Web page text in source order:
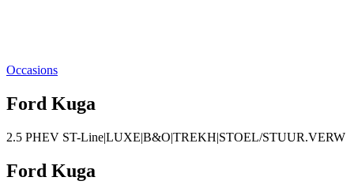
Occasions
Ford Kuga
2.5 PHEV ST-Line|LUXE|B&O|TREKH|STOEL/STUUR.VERW
Ford Kuga